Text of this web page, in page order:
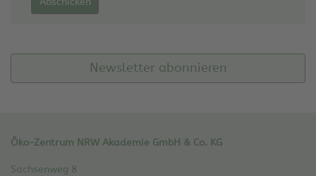
Newsletter abonnieren
Öko-Zentrum NRW Akademie GmbH & Co. KG
Sachsenweg 8